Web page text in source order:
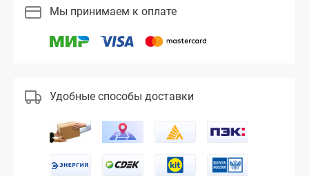
Мы принимаем к оплате
Удобные способы доставки